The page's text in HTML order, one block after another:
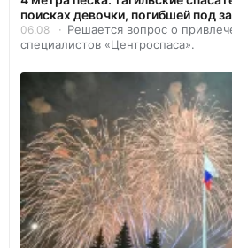
поисках девочки, погибшей под
06.08
Решается вопрос о
специалистов «Центроспаса».